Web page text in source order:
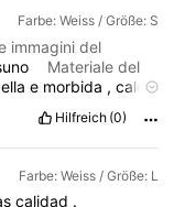
Farbe: Weiss / Größe: S
immagini del
Materiale del
e morbida ,calda
Hilfreich (0)
Farbe: Weiss / Größe: L
calidad .